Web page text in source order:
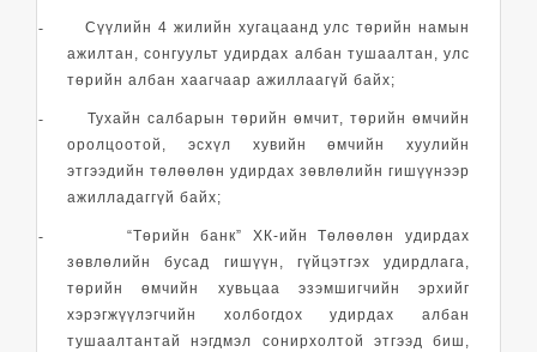
-
Сүүлийн 4 жилийн хугацаанд улс төрийн намын
ажилтан, сонгуульт удирдах албан тушаалтан, улс
төрийн албан хаагчаар ажиллаагүй байх;
-
Тухайн салбарын төрийн өмчит, төрийн өмчийн
оролцоотой, эсхүл хувийн өмчийн хуулийн
этгээдийн төлөөлөн удирдах зөвлөлийн гишүүнээр
ажилладаггүй байх;
-
“Төрийн банк” ХК-ийн Төлөөлөн удирдах
зөвлөлийн бусад гишүүн, гүйцэтгэх удирдлага,
төрийн өмчийн хувьцаа эзэмшигчийн эрхийг
хэрэгжүүлэгчийн холбогдох удирдах албан
тушаалтантай нэгдмэл сонирхолтой этгээд биш,